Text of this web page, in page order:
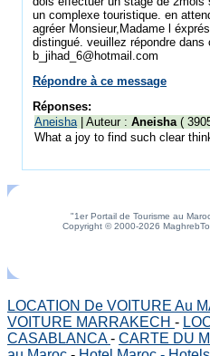
un complexe touristique. en
agréer Monsieur,Madame l
distingué. veuillez répondre dans
b_jihad_6@hotmail.com
Répondre à ce message
Réponses:
Aneisha| Auteur : Aneisha(
What a joy to find such clear
"1er Portail de Tourisme au
Copyright © 2000-2026
LOCATION De VOITURE Au
VOITURE MARRAKECH -
CASABLANCA- CARTE DU